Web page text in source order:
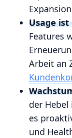
Usage
Features
Arbeit an
der Hebel
es
und